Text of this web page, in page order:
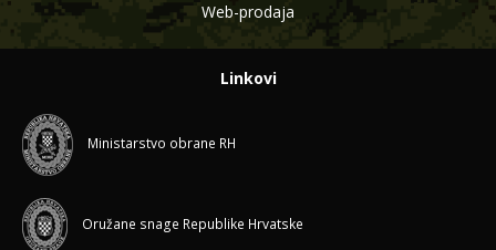
Web-prodaja
Linkovi
Ministarstvo obrane RH
Oružane snage Republike Hrvatske